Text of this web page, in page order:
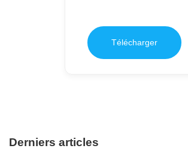
Télécharger
Derniers articles